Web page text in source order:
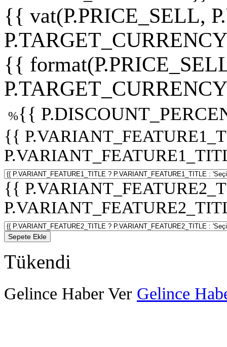
{{ vat(P.PRICE_SELL,
{{
%{{
{{
{{
Sepete Ekle
Tükendi
Gelince Haber Ver Gelince